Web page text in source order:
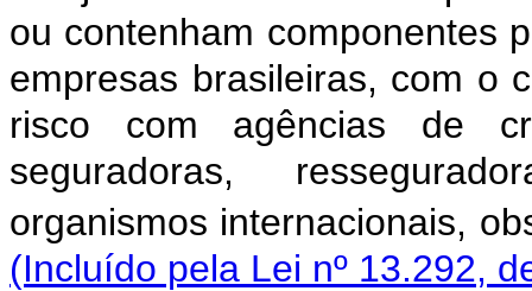
ou contenham componentes
empresas brasileiras, com o
risco com agências de
seguradoras,
organismos internacionais,
(Incluído pela Lei nº 13.292,